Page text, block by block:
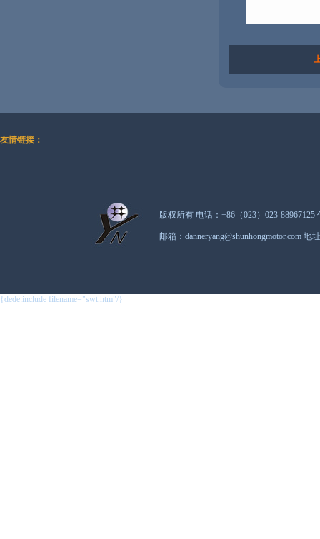
友情链接：
版权所有 电话：+86（023）023-
邮箱：danneryang@shunhongmotor.com
{dede:include filename="swt.htm"/}